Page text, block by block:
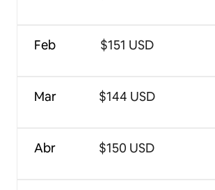
Feb
Mar
Abr
$151 USD
$144 USD
$150 USD